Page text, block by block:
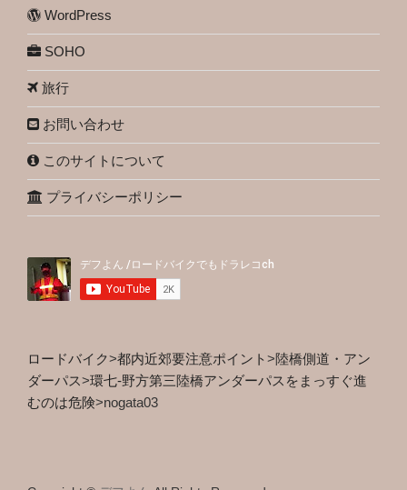
WordPress
SOHO
旅行
お問い合わせ
このサイトについて
プライバシーポリシー
ロードバイク>都内近郊要注意ポイント>陸橋側道・アン
ダーパス>環七-野方第三陸橋アンダーパスをまっすぐ進
むのは危険>nogata03